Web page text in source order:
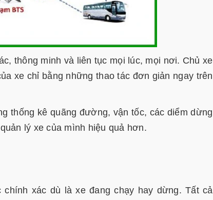
thông minh và liên tục mọi lúc, mọi nơi. Chủ xe
xe chỉ bằng những thao tác đơn giản ngay trên
thống kê quãng đường, vận tốc, các diểm dừng
lý xe của mình hiệu quả hơn.
xác dù là xe đang chạy hay dừng. Tất cả